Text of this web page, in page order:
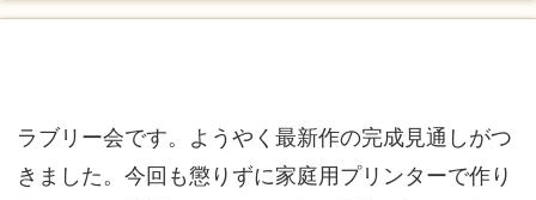
ラブリー会です。ようやく最新作の完成見通しがつ
きました。今回も懲りずに家庭用プリンターで作り